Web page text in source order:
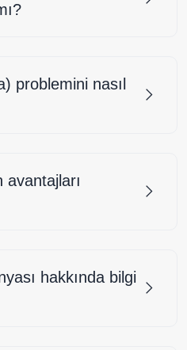
problemini nasıl
avantajları
hakkında bilgi